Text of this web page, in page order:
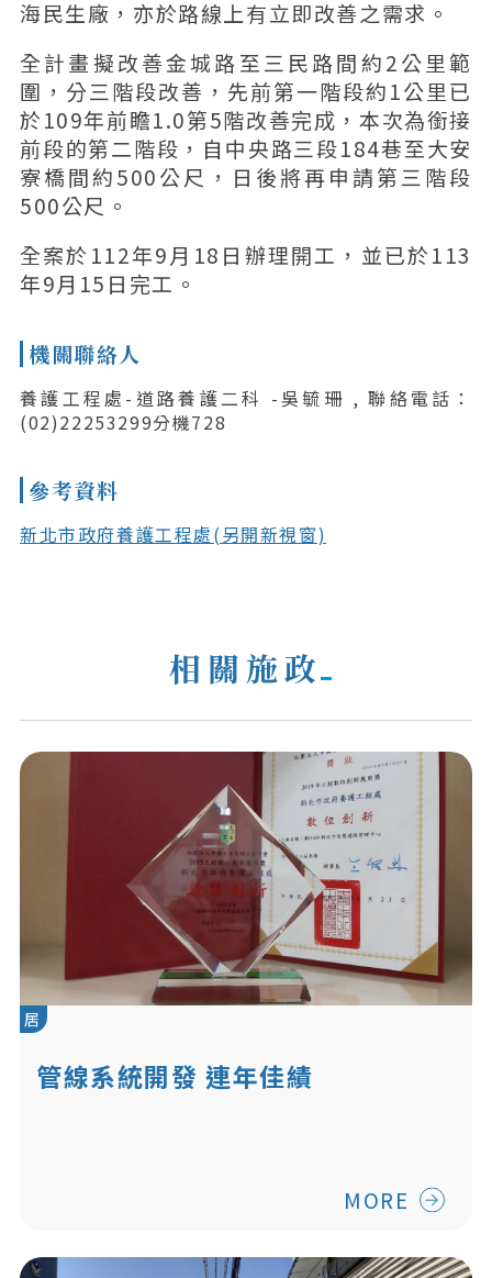
海民生廠，亦於路線上有立即改善之需求。
全計畫擬改善金城路至三民路間約2公里範
圍，分三階段改善，先前第一階段約1公里已
於109年前瞻1.0第5階改善完成，本次為銜接
前段的第二階段，自中央路三段184巷至大安
寮橋間約500公尺，日後將再申請第三階段
500公尺。
全案於112年9月18日辦理開工，並已於113
年9月15日完工。
機關聯絡人
養護工程處-道路養護二科 -吳毓珊 , 聯絡電話：
(02)22253299分機728
參考資料
新北市政府養護工程處(另開新視窗)
相關施政
居
管線系統開發 連年佳績
MORE